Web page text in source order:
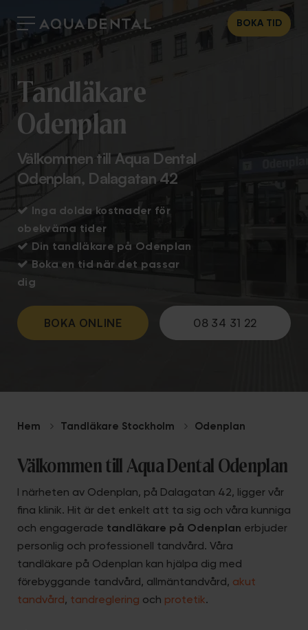
BOKA TID
Tandläkare
Odenplan
Välkommen till Aqua Dental
Odenplan, Dalagatan 42
 Inga dolda kostnader för
obekväma tider
 Din tandläkare på Odenplan
 Boka en tid när det passar
dig
BOKA ONLINE 08 34 31 22
Hem Tandläkare Stockholm Odenplan
Välkommen till Aqua Dental Odenplan
I närheten av Odenplan, på Dalagatan 42, ligger vår
fina klinik. Hit är det enkelt att ta sig och våra kunniga
och engagerade tandläkare på Odenplan erbjuder
personlig och professionell tandvård. Våra
tandläkare på Odenplan kan hjälpa dig med
förebyggande tandvård, allmäntandvård, akut
tandvård, tandreglering och protetik.